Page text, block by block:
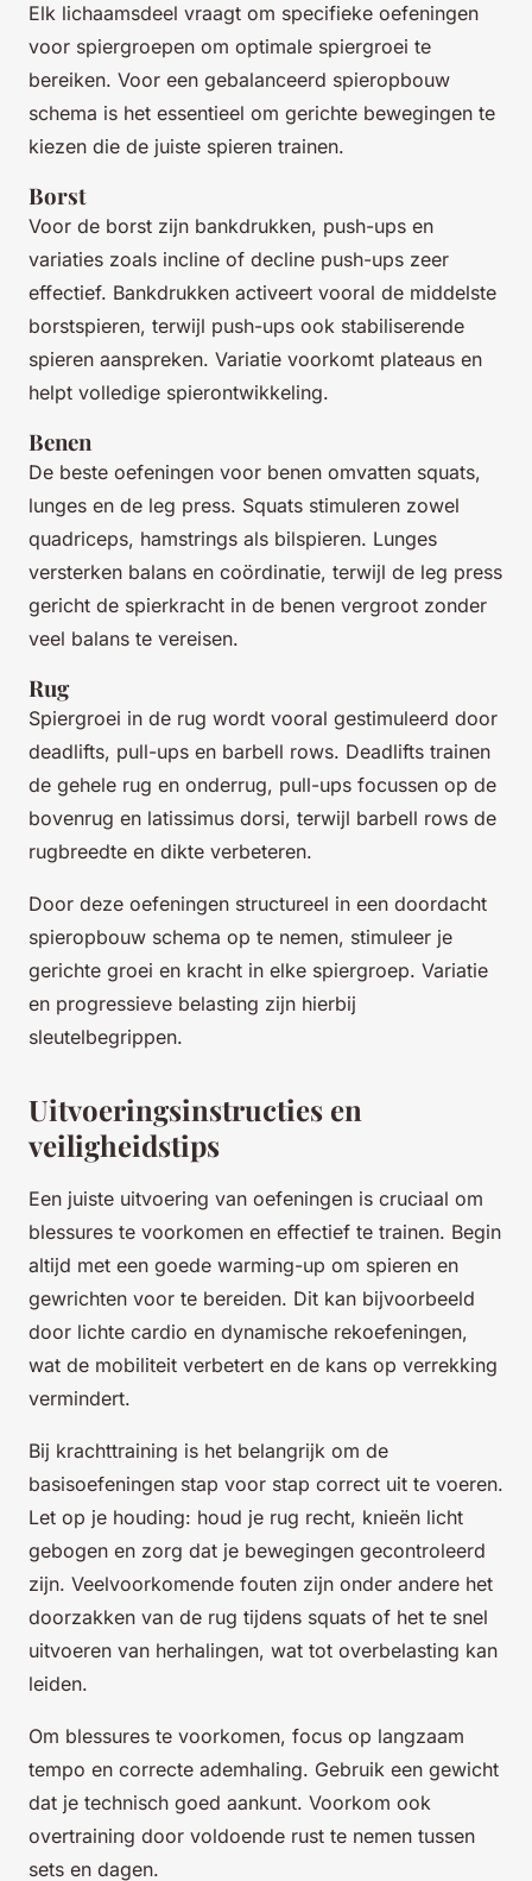
Elk lichaamsdeel vraagt om specifieke oefeningen
voor spiergroepen om optimale spiergroei te
bereiken. Voor een gebalanceerd spieropbouw
schema is het essentieel om gerichte bewegingen te
kiezen die de juiste spieren trainen.
Borst
Voor de borst zijn bankdrukken, push-ups en
variaties zoals incline of decline push-ups zeer
effectief. Bankdrukken activeert vooral de middelste
borstspieren, terwijl push-ups ook stabiliserende
spieren aanspreken. Variatie voorkomt plateaus en
helpt volledige spierontwikkeling.
Benen
De beste oefeningen voor benen omvatten squats,
lunges en de leg press. Squats stimuleren zowel
quadriceps, hamstrings als bilspieren. Lunges
versterken balans en coördinatie, terwijl de leg press
gericht de spierkracht in de benen vergroot zonder
veel balans te vereisen.
Rug
Spiergroei in de rug wordt vooral gestimuleerd door
deadlifts, pull-ups en barbell rows. Deadlifts trainen
de gehele rug en onderrug, pull-ups focussen op de
bovenrug en latissimus dorsi, terwijl barbell rows de
rugbreedte en dikte verbeteren.
Door deze oefeningen structureel in een doordacht
spieropbouw schema op te nemen, stimuleer je
gerichte groei en kracht in elke spiergroep. Variatie
en progressieve belasting zijn hierbij
sleutelbegrippen.
Uitvoeringsinstructies en
veiligheidstips
Een juiste uitvoering van oefeningen is cruciaal om
blessures te voorkomen en effectief te trainen. Begin
altijd met een goede warming-up om spieren en
gewrichten voor te bereiden. Dit kan bijvoorbeeld
door lichte cardio en dynamische rekoefeningen,
wat de mobiliteit verbetert en de kans op verrekking
vermindert.
Bij krachttraining is het belangrijk om de
basisoefeningen stap voor stap correct uit te voeren.
Let op je houding: houd je rug recht, knieën licht
gebogen en zorg dat je bewegingen gecontroleerd
zijn. Veelvoorkomende fouten zijn onder andere het
doorzakken van de rug tijdens squats of het te snel
uitvoeren van herhalingen, wat tot overbelasting kan
leiden.
Om blessures te voorkomen, focus op langzaam
tempo en correcte ademhaling. Gebruik een gewicht
dat je technisch goed aankunt. Voorkom ook
overtraining door voldoende rust te nemen tussen
sets en dagen.